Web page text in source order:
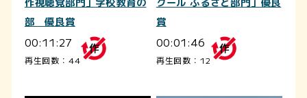
作視聴覚部門」学校教育の
部 優良賞
00:11:27
再生回数：44
クール ふるさと部門」優良
賞
00:01:46
再生回数：12